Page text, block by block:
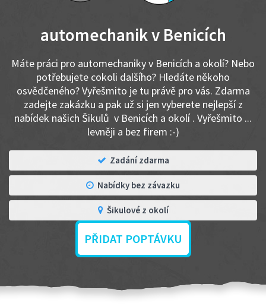
automechanik v Benicích
Máte práci pro automechaniky v Benicích a okolí? Nebo
potřebujete cokoli dalšího? Hledáte někoho
osvědčeného? Vyřešmito je tu právě pro vás. Zdarma
zadejte zakázku a pak už si jen vyberete nejlepší z
nabídek našich Šikulů v Benicích a okolí . Vyřešmito ...
levněji a bez firem :-)
Zadání zdarma
Nabídky bez závazku
Šikulové z okolí
PŘIDAT POPTÁVKU